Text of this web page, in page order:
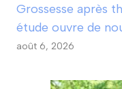
Grossesse après
étude ouvre de
août 6, 2026